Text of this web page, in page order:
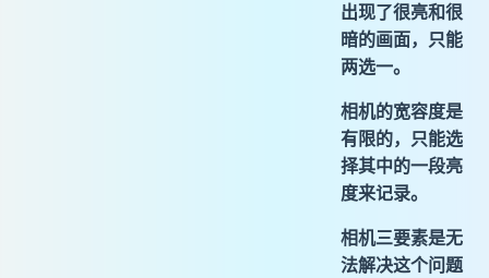
出现了很亮和很
暗的画面，只能
两选一。
相机的宽容度是
有限的，只能选
择其中的一段亮
度来记录。
相机三要素是无
法解决这个问题